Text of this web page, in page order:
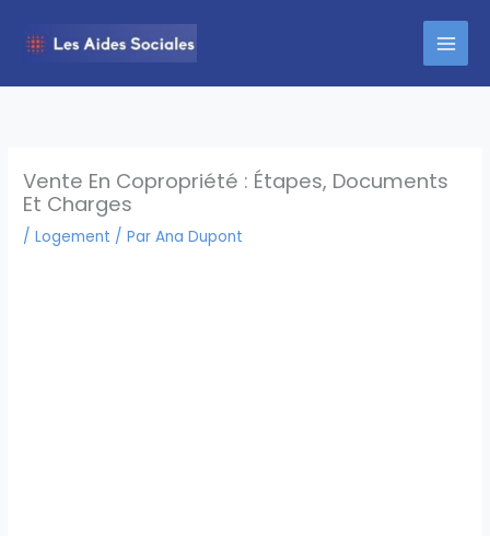
Vente En Copropriété : Étapes, Documents
Et Charges
/Logement / ParAna Dupont